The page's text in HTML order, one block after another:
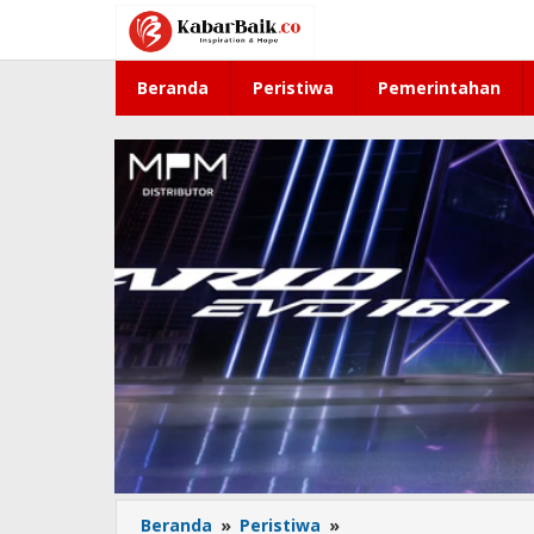
konten
Beranda Peristiwa Pemerintahan
Beranda » Peristiwa »